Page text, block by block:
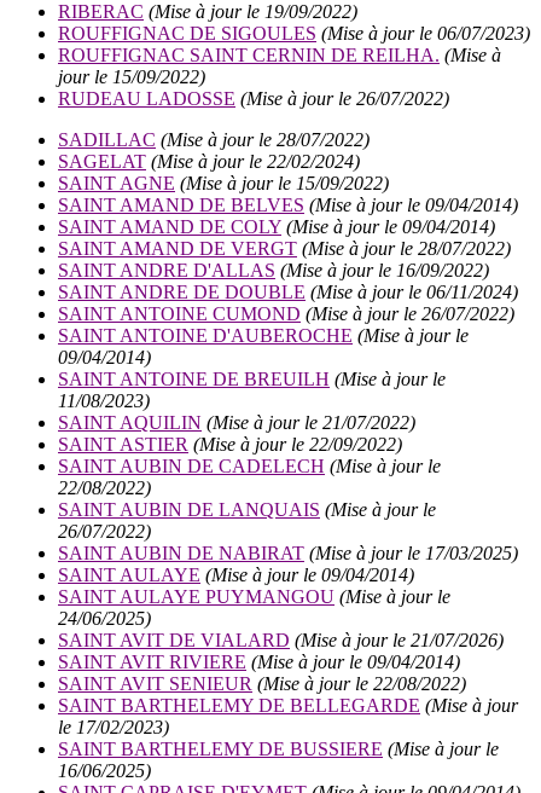
RIBERAC (Mise à jour le 19/09/2022)
ROUFFIGNAC DE SIGOULES (Mise à jour le 06/07/2023)
ROUFFIGNAC SAINT CERNIN DE REILHA. (Mise à
jour le 15/09/2022)
RUDEAU LADOSSE (Mise à jour le 26/07/2022)
SADILLAC (Mise à jour le 28/07/2022)
SAGELAT (Mise à jour le 22/02/2024)
SAINT AGNE (Mise à jour le 15/09/2022)
SAINT AMAND DE BELVES (Mise à jour le 09/04/2014)
SAINT AMAND DE COLY (Mise à jour le 09/04/2014)
SAINT AMAND DE VERGT (Mise à jour le 28/07/2022)
SAINT ANDRE D'ALLAS (Mise à jour le 16/09/2022)
SAINT ANDRE DE DOUBLE (Mise à jour le 06/11/2024)
SAINT ANTOINE CUMOND (Mise à jour le 26/07/2022)
SAINT ANTOINE D'AUBEROCHE (Mise à jour le
09/04/2014)
SAINT ANTOINE DE BREUILH (Mise à jour le
11/08/2023)
SAINT AQUILIN (Mise à jour le 21/07/2022)
SAINT ASTIER (Mise à jour le 22/09/2022)
SAINT AUBIN DE CADELECH (Mise à jour le
22/08/2022)
SAINT AUBIN DE LANQUAIS (Mise à jour le
26/07/2022)
SAINT AUBIN DE NABIRAT (Mise à jour le 17/03/2025)
SAINT AULAYE (Mise à jour le 09/04/2014)
SAINT AULAYE PUYMANGOU (Mise à jour le
24/06/2025)
SAINT AVIT DE VIALARD (Mise à jour le 21/07/2026)
SAINT AVIT RIVIERE (Mise à jour le 09/04/2014)
SAINT AVIT SENIEUR (Mise à jour le 22/08/2022)
SAINT BARTHELEMY DE BELLEGARDE (Mise à jour
le 17/02/2023)
SAINT BARTHELEMY DE BUSSIERE (Mise à jour le
16/06/2025)